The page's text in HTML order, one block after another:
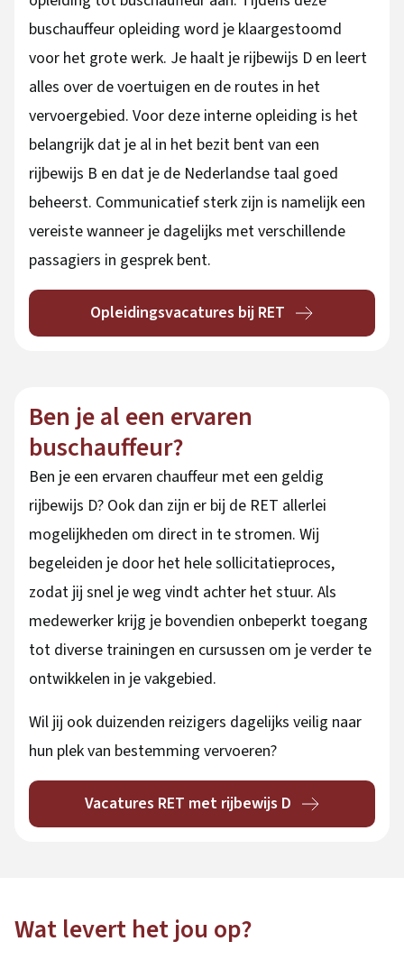
buschauffeur opleiding word je klaargestoomd
voor het grote werk. Je haalt je rijbewijs D en leert
alles over de voertuigen en de routes in het
vervoergebied. Voor deze interne opleiding is het
belangrijk dat je al in het bezit bent van een
rijbewijs B en dat je de Nederlandse taal goed
beheerst. Communicatief sterk zijn is namelijk een
vereiste wanneer je dagelijks met verschillende
passagiers in gesprek bent.
Opleidingsvacatures bij RET
Ben je al een ervaren
buschauffeur?
Ben je een ervaren chauffeur met een geldig
rijbewijs D? Ook dan zijn er bij de RET allerlei
mogelijkheden om direct in te stromen. Wij
begeleiden je door het hele sollicitatieproces,
zodat jij snel je weg vindt achter het stuur. Als
medewerker krijg je bovendien onbeperkt toegang
tot diverse trainingen en cursussen om je verder te
ontwikkelen in je vakgebied.
Wil jij ook duizenden reizigers dagelijks veilig naar
hun plek van bestemming vervoeren?
Vacatures RET met rijbewijs D
Wat levert het jou op?